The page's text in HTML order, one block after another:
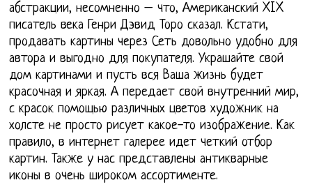
абстракции, несомненно – что, Американский XIX
писатель века Генри Дэвид Торо сказал. Кстати,
продавать картины через Сеть довольно удобно для
автора и выгодно для покупателя. Украшайте свой
дом картинами и пусть вся Ваша жизнь будет
красочная и яркая. А передает свой внутренний мир,
с красок помощью различных цветов художник на
холсте не просто рисует какое-то изображение. Как
правило, в интернет галерее идет четкий отбор
картин. Также у нас представлены антикварные
иконы в очень широком ассортименте.